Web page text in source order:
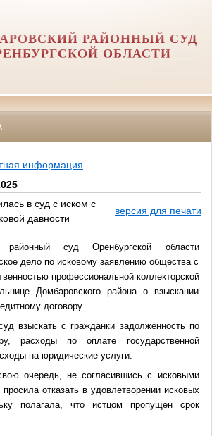
РАЙОННЫЙ СУД
ОБЛАСТИ
информация
в суд с иском с
давности
версия для печати
районный суд Оренбургской области
дело по исковому заявлению общества с
профессиональной коллекторской
Домбаровского района о взыскании
договору.
взыскать с гражданки задолженность по
расходы по оплате государственной
на юридические услуги.
очередь, не согласившись с исковыми
просила отказать в удовлетворении исковых
полагала, что истцом пропущен срок